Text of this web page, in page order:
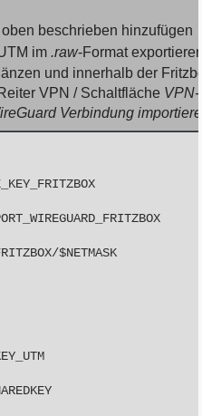
beschrieben hinzufügen
im .raw-Format
und innerhalb der
VPN / Schaltfläche
Verbindung
$NETMASK